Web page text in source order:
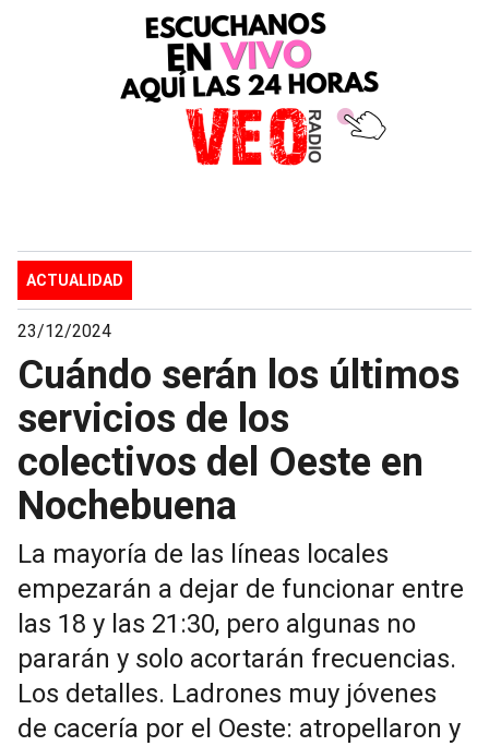
ACTUALIDAD
23/12/2024
Cuándo serán los últimos
servicios de los
colectivos del Oeste en
Nochebuena
La mayoría de las líneas locales
empezarán a dejar de funcionar entre
las 18 y las 21:30, pero algunas no
pararán y solo acortarán frecuencias.
Los detalles. Ladrones muy jóvenes
de cacería por el Oeste: atropellaron y